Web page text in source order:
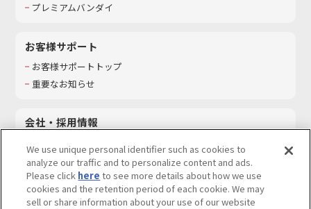
プレミアムバンダイ
お客様サポート
お客様サポートトップ
重要なお知らせ
会社・採用情報
採用情報
サステナビリティ
お問い合わせ
We use unique personal identifier such as cookies to
analyze our traffic and to personalize content and ads.
Please click here to see more details about how we use
cookies and the retention period of each cookie. We may
sell or share information about your use of our website